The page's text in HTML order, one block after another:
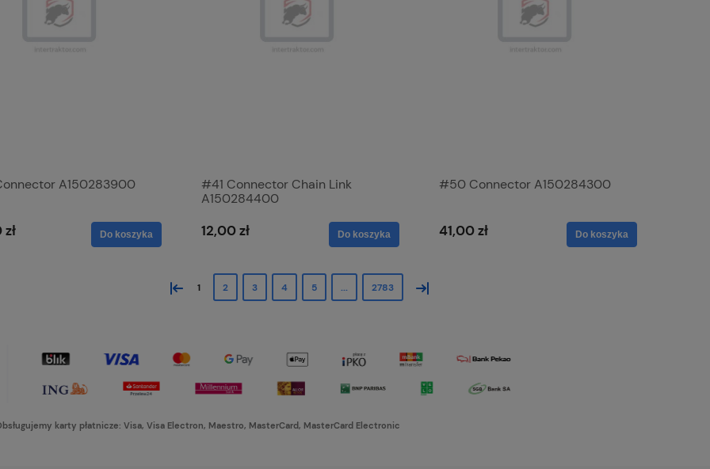
A150283900
Do koszyka
#41 Connector Chain Link
A150284400
12,00 zł Do koszyka
#50 Connector A150284300
41,00 zł Do koszyka
« 1 2 3 4 5 ... 2783 »
karty płatnicze: Visa, Visa Electron, Maestro, MasterCard, MasterCard Electronic